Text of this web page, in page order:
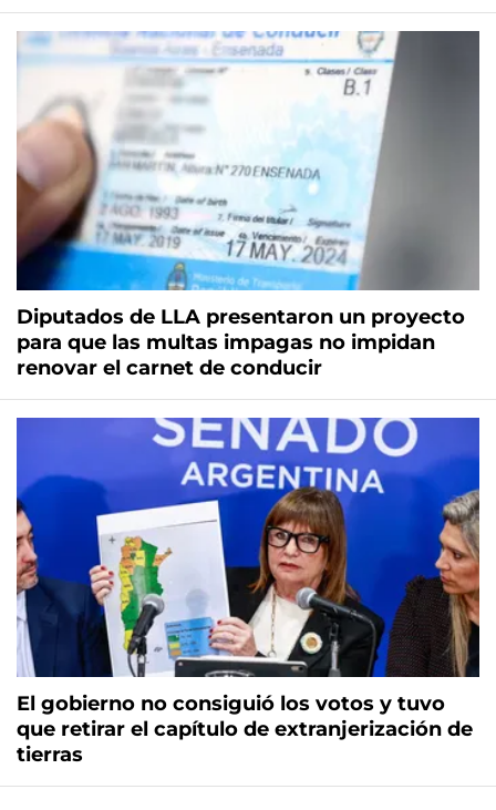
Diputados de LLA presentaron un proyecto
para que las multas impagas no impidan
renovar el carnet de conducir
El gobierno no consiguió los votos y tuvo
que retirar el capítulo de extranjerización de
tierras